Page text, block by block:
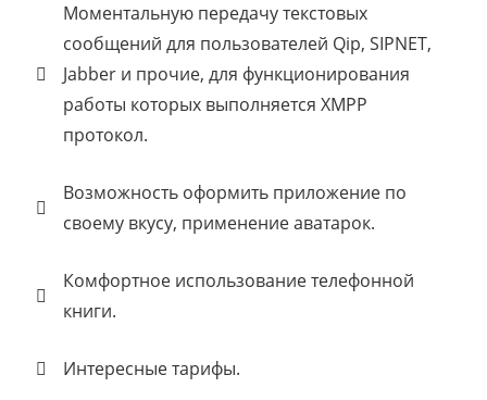
Моментальную передачу текстовых
сообщений для пользователей Qip, SIPNET,
Jabber и прочие, для функционирования
работы которых выполняется XMPP
протокол.
Возможность оформить приложение по
своему вкусу, применение аватарок.
Комфортное использование телефонной
книги.
Интересные тарифы.